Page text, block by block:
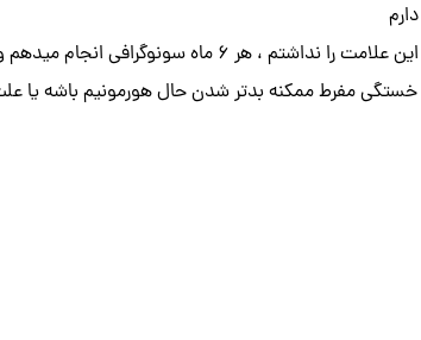
با کمی دویدن کمر و دل درد شدیدی میگیرم که اصلا این
مفرط ممکنه بدتر شدن حال هورمونیم باشه